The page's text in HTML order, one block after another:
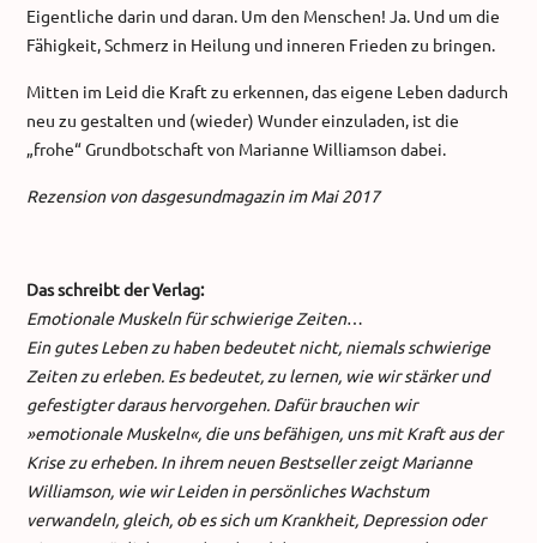
Eigentliche darin und daran. Um den Menschen! Ja. Und um die
Fähigkeit, Schmerz in Heilung und inneren Frieden zu bringen.
Mitten im Leid die Kraft zu erkennen, das eigene Leben dadurch
neu zu gestalten und (wieder) Wunder einzuladen, ist die
„frohe“ Grundbotschaft von Marianne Williamson dabei.
Rezension von dasgesundmagazin im Mai 2017
Das schreibt der Verlag:
Emotionale Muskeln für schwierige Zeiten…
Ein gutes Leben zu haben bedeutet nicht, niemals schwierige
Zeiten zu erleben. Es bedeutet, zu lernen, wie wir stärker und
gefestigter daraus hervorgehen. Dafür brauchen wir
»emotionale Muskeln«, die uns befähigen, uns mit Kraft aus der
Krise zu erheben. In ihrem neuen Bestseller zeigt Marianne
Williamson, wie wir Leiden in persönliches Wachstum
verwandeln, gleich, ob es sich um Krankheit, Depression oder